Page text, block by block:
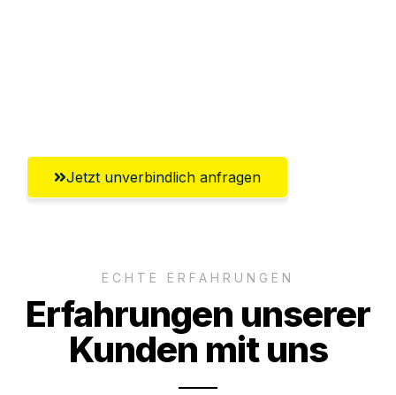
Jetzt unverbindlich anfragen
ECHTE ERFAHRUNGEN
Erfahrungen unserer
Kunden mit uns